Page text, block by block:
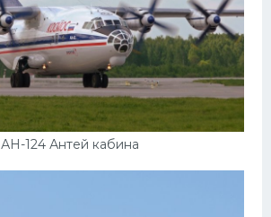
АН-124 Антей кабина